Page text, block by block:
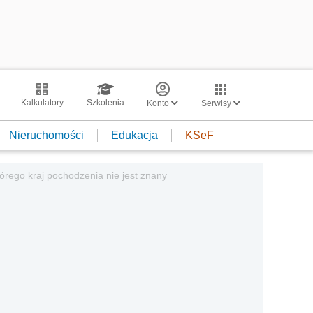
Kalkulatory Szkolenia Konto Serwisy
Nieruchomości Edukacja KSeF
kraj pochodzenia nie jest znany